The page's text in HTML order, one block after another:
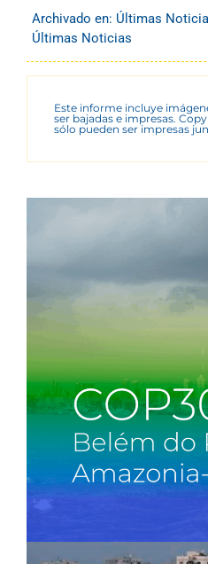
Archivado en: Últimas
Últimas Noticias
Este informe incluye
ser bajadas e impresas.
sólo pueden ser impresas